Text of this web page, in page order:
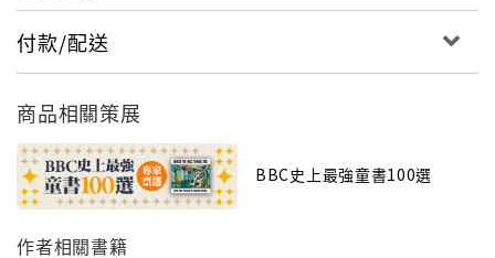
期！
付款/配送
商品相關策展
BBC史上最強童書100選
作者相關書籍